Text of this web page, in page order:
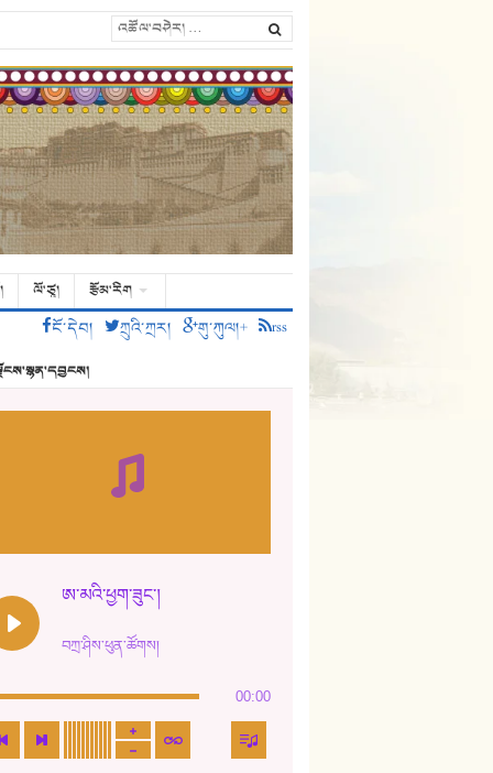
ལོ་ཙཱ།
རྩོམ་རིག
ངོ་དེབ།
ཀྲུའི་ཀྲར། གུ་ཀུལ།+ rss
ཨ་མའི་ཕྱག་ཟུང་།
བཀྲ་ཤིས་ཕུན་ཚོགས།
00:00